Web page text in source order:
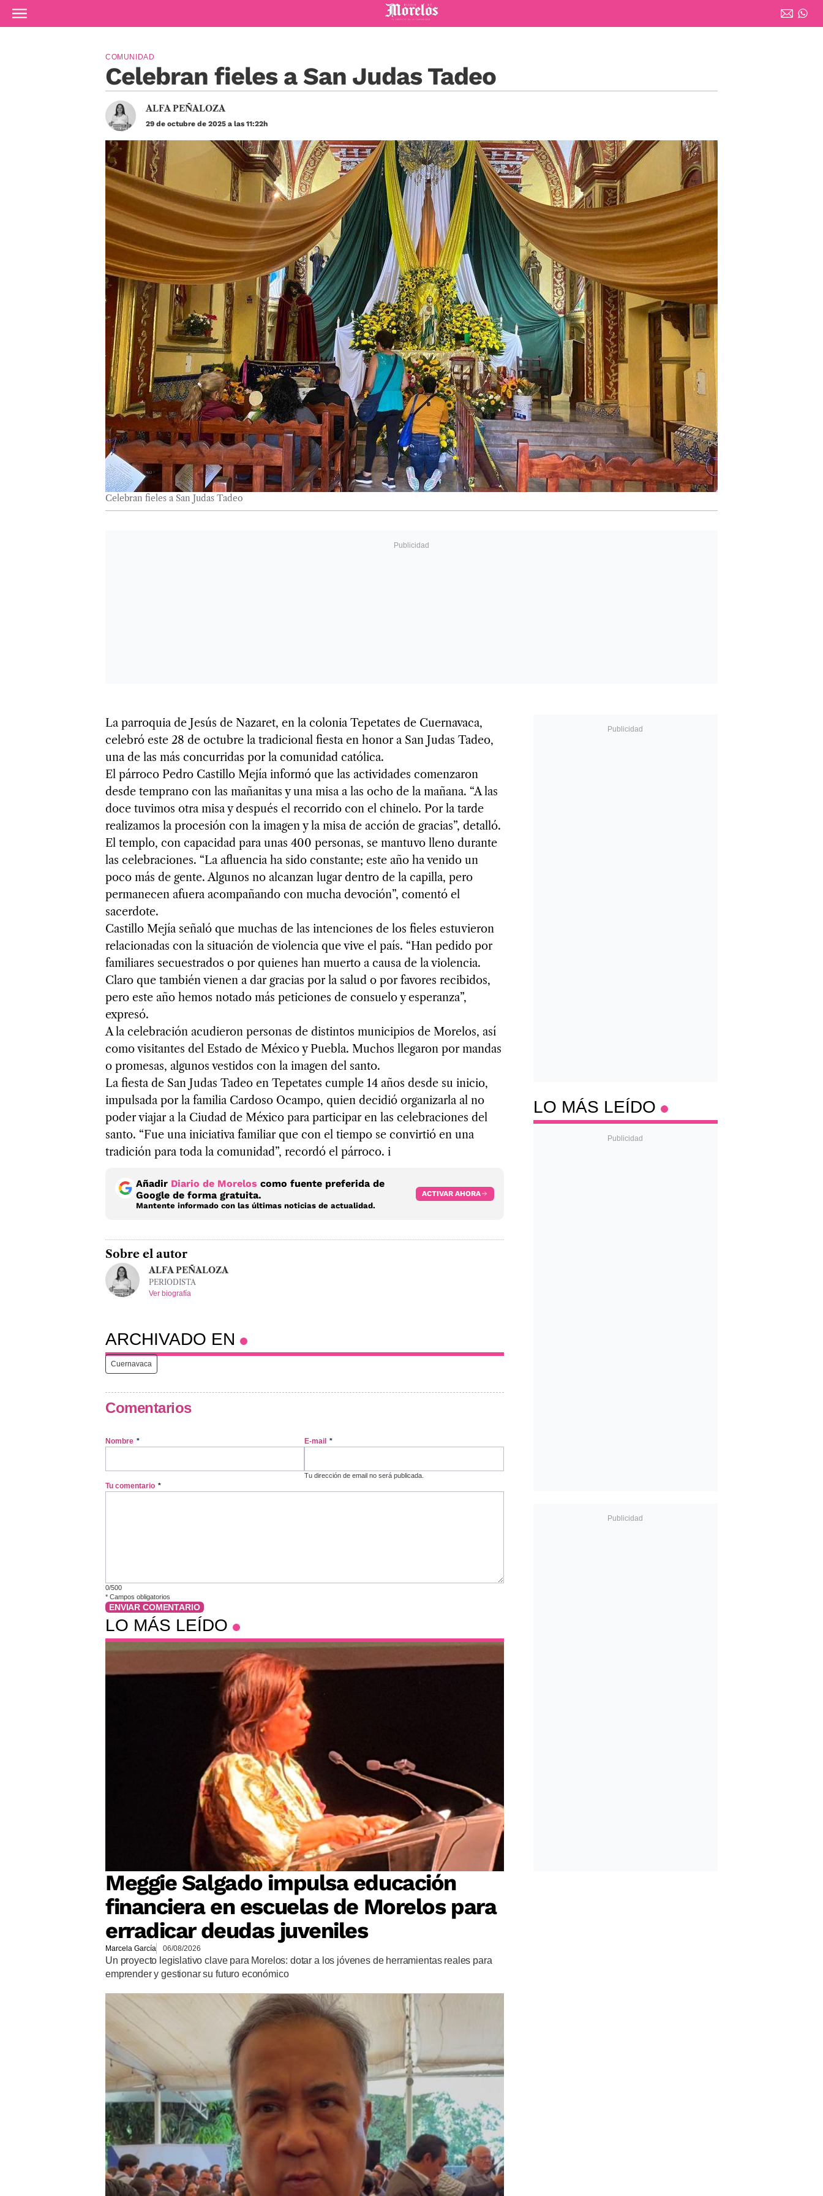
Ir al contenido principal
Diario de Morelos
Celebran fieles a San Judas Tadeo
COMUNIDAD
ALFA PEÑALOZA
29 de octubre de 2025 a las 11:22h
Celebran fieles a San Judas Tadeo
La parroquia de Jesús de Nazaret, en la colonia Tepetates de Cuernavaca,
celebró este 28 de octubre la tradicional fiesta en honor a San Judas Tadeo,
una de las más concurridas por la comunidad católica.
El párroco Pedro Castillo Mejía informó que las actividades comenzaron
desde temprano con las mañanitas y una misa a las ocho de la mañana. “A las
doce tuvimos otra misa y después el recorrido con el chinelo. Por la tarde
realizamos la procesión con la imagen y la misa de acción de gracias”, detalló.
El templo, con capacidad para unas 400 personas, se mantuvo lleno durante
las celebraciones. “La afluencia ha sido constante; este año ha venido un
poco más de gente. Algunos no alcanzan lugar dentro de la capilla, pero
permanecen afuera acompañando con mucha devoción”, comentó el
sacerdote.
Castillo Mejía señaló que muchas de las intenciones de los fieles estuvieron
relacionadas con la situación de violencia que vive el país. “Han pedido por
familiares secuestrados o por quienes han muerto a causa de la violencia.
Claro que también vienen a dar gracias por la salud o por favores recibidos,
pero este año hemos notado más peticiones de consuelo y esperanza”,
expresó.
A la celebración acudieron personas de distintos municipios de Morelos, así
como visitantes del Estado de México y Puebla. Muchos llegaron por mandas
o promesas, algunos vestidos con la imagen del santo.
La fiesta de San Judas Tadeo en Tepetates cumple 14 años desde su inicio,
impulsada por la familia Cardoso Ocampo, quien decidió organizarla al no
poder viajar a la Ciudad de México para participar en las celebraciones del
santo. “Fue una iniciativa familiar que con el tiempo se convirtió en una
tradición para toda la comunidad”, recordó el párroco. i
Añadir Diario de Morelos como fuente preferida de
Google de forma gratuita.
Mantente informado con las últimas noticias de actualidad.
ACTIVAR AHORA
Sobre el autor
ALFA PEÑALOZA
PERIODISTA
Ver biografía
ARCHIVADO EN
Cuernavaca
Comentarios
Nombre * E-mail *
Tu dirección de email no será publicada.
Tu comentario *
0/500
* Campos obligatorios
ENVIAR COMENTARIO
LO MÁS LEÍDO
Meggie Salgado impulsa educación
financiera en escuelas de Morelos para
erradicar deudas juveniles
Marcela García 06/08/2026
Un proyecto legislativo clave para Morelos: dotar a los jóvenes de herramientas reales para
emprender y gestionar su futuro económico
LO MÁS LEÍDO